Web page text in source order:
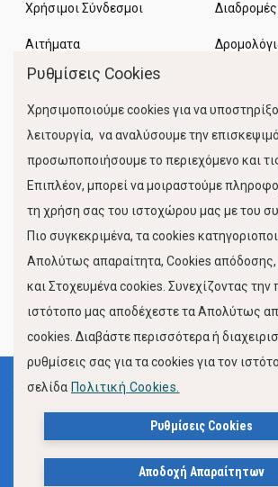
Χρήσιμοι Σύνδεσμοι
Αιτήματα
Διαδρομές
Κίνηση
FOLLOW US
Όροι Χρήσης
Πολιτική Προστασίας
Πολιτική Cookies
Ρυθμίσεις Cookies
Χρησιμοποιούμε cookies για να
λειτουργία, να αναλύσουμε την
προσωποποιήσουμε το περιεχόμενο και
Επιπλέον, μπορεί να μοιραστούμε
τη χρήση σας του ιστοχώρου μας με του
Πιο συγκεκριμένα, τα cookies
Απολύτως απαραίτητα, Cookies απόδοσης,
και Στοχευμένα cookies. Συνεχίζοντας
ιστότοπο μας αποδέχεστε τα Απολύτως
cookies. Διαβάστε περισσότερα ή
ρυθμίσεις σας για τα cookies για τον
σελίδα Πολιτική Cookies.
Ρυθμίσεις Cookies
Αποδοχή Απαραίτητων